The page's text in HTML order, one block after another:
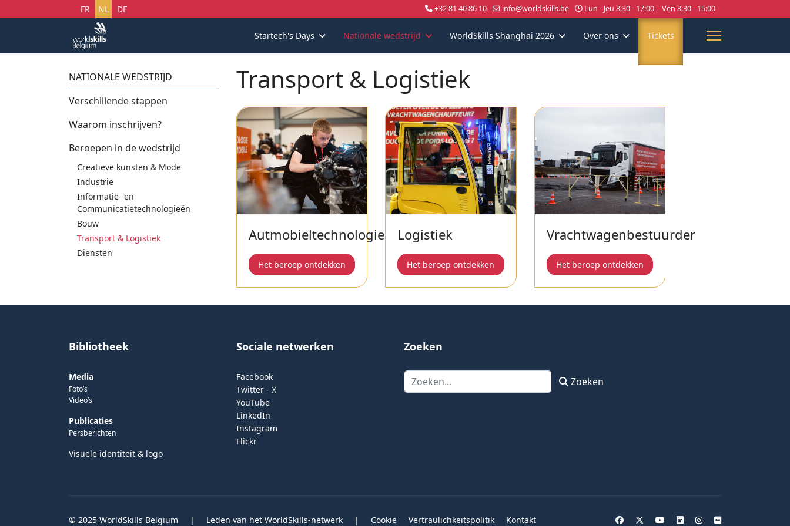
Selecteer uw taal
FR NL DE +32 81 40 86 10 info@worldskills.be Lun - Jeu 8:30 - 17:00 | Ven 8:30 - 15:00
Startech's Days Nationale wedstrijd WorldSkills Shanghai 2026 Over ons Tickets
NATIONALE WEDSTRIJD
Verschillende stappen
Waarom inschrijven?
Beroepen in de wedstrijd
Creatieve kunsten & Mode
Industrie
Informatie- en
Communicatietechnologieën
Bouw
Transport & Logistiek
Diensten
Transport & Logistiek
Autmobieltechnologie
Het beroep ontdekken
Logistiek
Het beroep ontdekken
Vrachtwagenbestuurder
Het beroep ontdekken
Bibliotheek
Media
Foto’s
Video’s
Publicaties
Persberichten
Visuele identiteit & logo
Sociale netwerken
Facebook
Twitter - X
YouTube
LinkedIn
Instagram
Flickr
Zoeken
Zoeken Zoeken
© 2025 WorldSkills Belgium | Leden van het WorldSkills-netwerk | Cookie Vertraulichkeitspolitik Kontakt